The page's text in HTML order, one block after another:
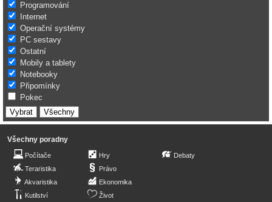
Programování
Internet
Operační systémy
PC sestavy
Ostatní
Mobily a tablety
Notebooky
Připomínky
Pokec
Všechny poradny
Počítače
Teraristika
Akvaristika
Kutilství
Hry
Právo
Ekonomika
Život
Debaty